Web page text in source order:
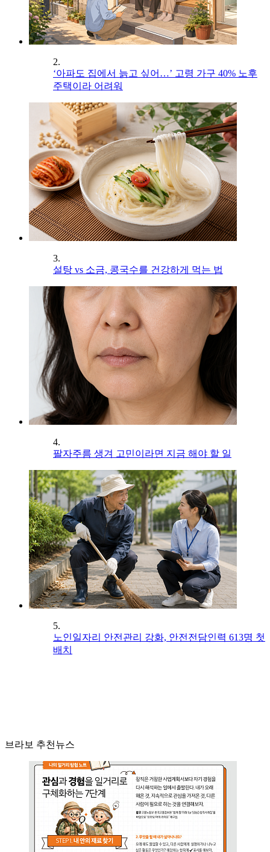
2.
‘아파도 집에서 늙고 싶어…’ 고령 가구 40% 노후
주택이라 어려워
3.
설탕 vs 소금, 콩국수를 건강하게 먹는 법
4.
팔자주름 생겨 고민이라면 지금 해야 할 일
5.
노인일자리 안전관리 강화, 안전전담인력 613명 첫
배치
브라보 추천뉴스